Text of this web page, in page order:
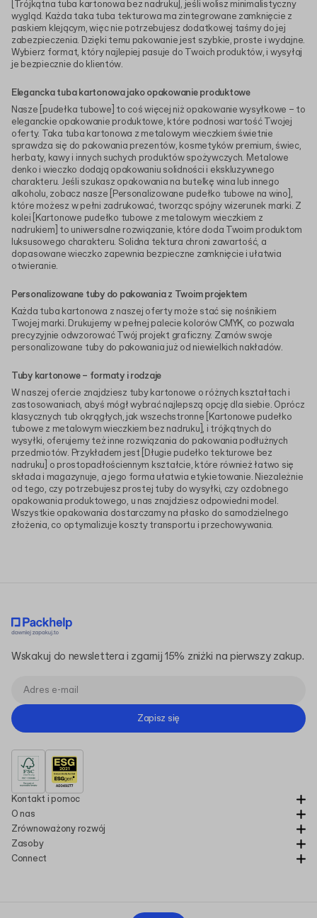
[Trójkątna tuba kartonowa bez nadruku], jeśli wolisz minimalistyczny
wygląd. Każda taka tuba tekturowa ma zintegrowane zamknięcie z
paskiem klejącym, więc nie potrzebujesz dodatkowej taśmy do jej
zabezpieczenia. Dzięki temu pakowanie jest szybkie, proste i wydajne.
Wybierz format, który najlepiej pasuje do Twoich produktów, i wysyłaj
je bezpiecznie do klientów.
Elegancka tuba kartonowa jako opakowanie produktowe
Nasze [pudełka tubowe] to coś więcej niż opakowanie wysyłkowe – to
eleganckie opakowanie produktowe, które podnosi wartość Twojej
oferty. Taka tuba kartonowa z metalowym wieczkiem świetnie
sprawdza się do pakowania prezentów, kosmetyków premium, świec,
herbaty, kawy i innych suchych produktów spożywczych. Metalowe
denko i wieczko dodają opakowaniu solidności i ekskluzywnego
charakteru. Jeśli szukasz opakowania na butelkę wina lub innego
alkoholu, zobacz nasze [Personalizowane pudełko tubowe na wino],
które możesz w pełni zadrukować, tworząc spójny wizerunek marki. Z
kolei [Kartonowe pudełko tubowe z metalowym wieczkiem z
nadrukiem] to uniwersalne rozwiązanie, które doda Twoim produktom
luksusowego charakteru. Solidna tektura chroni zawartość, a
dopasowane wieczko zapewnia bezpieczne zamknięcie i ułatwia
otwieranie.
Personalizowane tuby do pakowania z Twoim projektem
Każda tuba kartonowa z naszej oferty może stać się nośnikiem
Twojej marki. Drukujemy w pełnej palecie kolorów CMYK, co pozwala
precyzyjnie odwzorować Twój projekt graficzny. Zamów swoje
personalizowane tuby do pakowania już od niewielkich nakładów.
Tuby kartonowe – formaty i rodzaje
W naszej ofercie znajdziesz tuby kartonowe o różnych kształtach i
zastosowaniach, abyś mógł wybrać najlepszą opcję dla siebie. Oprócz
klasycznych tub okrągłych, jak wszechstronne [Kartonowe pudełko
tubowe z metalowym wieczkiem bez nadruku], i trójkątnych do
wysyłki, oferujemy też inne rozwiązania do pakowania podłużnych
przedmiotów. Przykładem jest [Długie pudełko tekturowe bez
nadruku] o prostopadłościennym kształcie, które również łatwo się
składa i magazynuje, a jego forma ułatwia etykietowanie. Niezależnie
od tego, czy potrzebujesz prostej tuby do wysyłki, czy ozdobnego
opakowania produktowego, u nas znajdziesz odpowiedni model.
Wszystkie opakowania dostarczamy na płasko do samodzielnego
złożenia, co optymalizuje koszty transportu i przechowywania.
Kontakt i pomoc
O nas
Zrównoważony rozwój
Zasoby
Connect
Wskakuj do newslettera i zgarnij 15% zniżki na pierwszy zakup.
Zapisz się